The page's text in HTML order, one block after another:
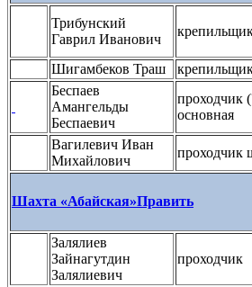
Трибунский
Гаврил Иванович
Шигамбеков Траш
Беспаев
Амангельды
Беспаевич
проходчик
основная
Вагилевич Иван
Михайлович
проходчик
Шахта «Абайская»Править
Залялиев
Зайнагутдин
Залялиевич
проходчик